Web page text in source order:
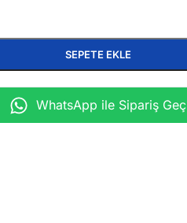
SEPETE EKLE
WhatsApp ile Sipariş Geç